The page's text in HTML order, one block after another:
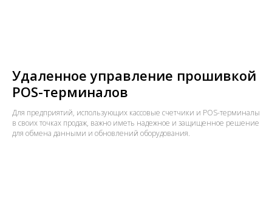
Удаленное управление прошивкой
POS-терминалов
Для предприятий, использующих кассовые счетчики и POS-терминалы
в своих точках продаж, важно иметь надежное и защищенное решение
для обмена данными и обновлений оборудования.